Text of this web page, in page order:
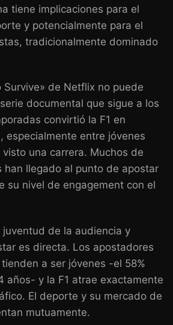
tiene implicaciones para el
y potencialmente para el
tradicionalmente dominado
Survive» de Netflix no puede
documental que sigue a los
convirtió la F1 en
especialmente entre jóvenes
una carrera. Muchos de
han llegado al punto de apostar
su nivel de engagement con el
de la audiencia y
es directa. Los apostadores
a ser jóvenes -el 58%
años- y la F1 atrae exactamente
El deporte y su mercado de
mutuamente.